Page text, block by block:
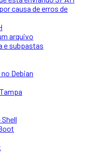
causa de erros de
arquivo
e subpastas
Debian